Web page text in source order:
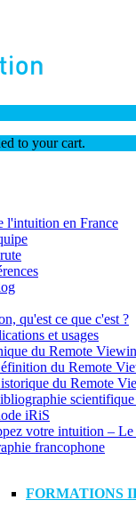
to your cart.
l'intuition en France
qu'est ce que c'est ?
et usages
du Remote
du Remote
du Remote
iRiS
votre intuition –
francophone
FORMATIONS